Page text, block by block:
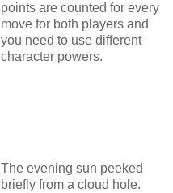
points are counted for every
move for both players and
you need to use different
character powers.
The evening sun peeked
briefly from a cloud hole.